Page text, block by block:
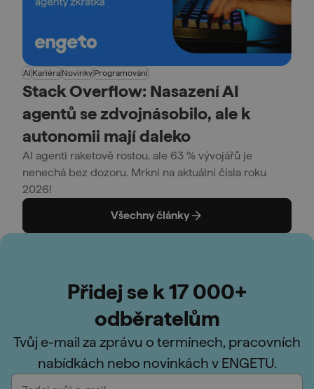
AI Kariéra Novinky Programování
Stack Overflow: Nasazení AI
agentů se zdvojnásobilo, ale k
autonomii mají daleko
AI agenti raketově rostou, ale 63 % vývojářů je
nenechá bez dozoru. Mrkni na aktuální čísla roku
2026!
Všechny články
Přidej se k 17 000+
odběratelům
Tvůj e-mail za zprávu o termínech, pracovních
nabídkách nebo novinkách v ENGETU.